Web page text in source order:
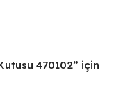
470102” için